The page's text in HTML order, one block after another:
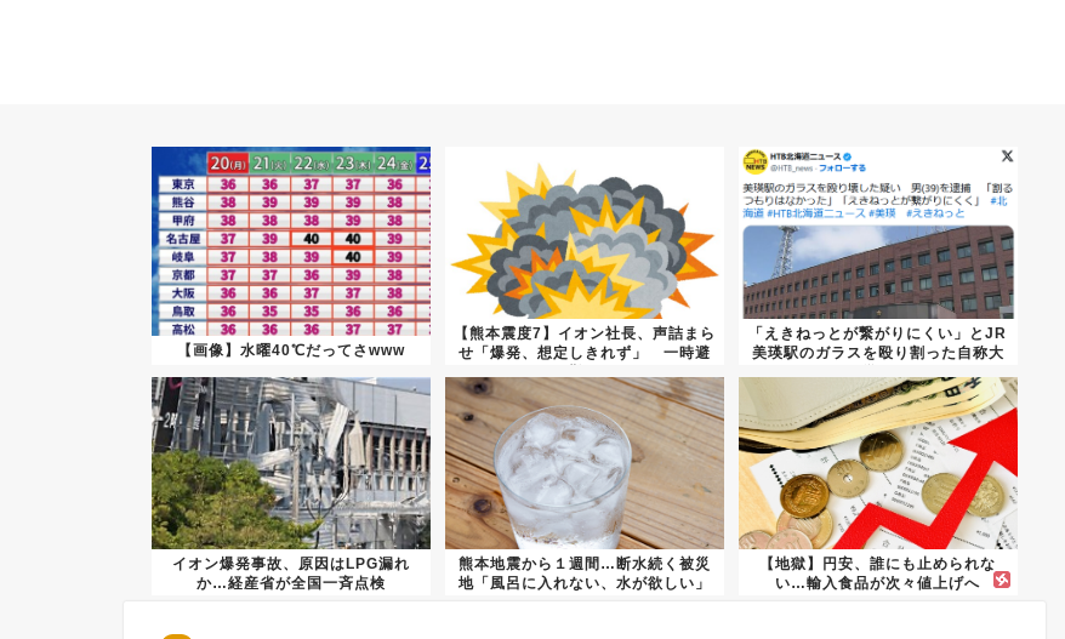
【画像】水曜40℃だってさwww
【熊本震度7】イオン社長、声詰まら
せ「爆発、想定しきれず」 一時避
「えきねっとが繋がりにくい」とJR
美瑛駅のガラスを殴り割った自称大
イオン爆発事故、原因はLPG漏れ
か…経産省が全国一斉点検
熊本地震から１週間…断水続く被災
地「風呂に入れない、水が欲しい」
【地獄】円安、誰にも止められな
い…輸入食品が次々値上げへ